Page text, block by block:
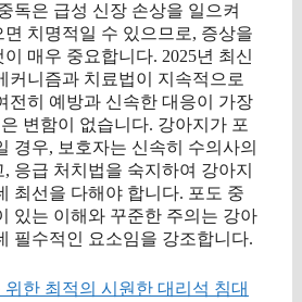
독은 급성 신장 손상을 일으켜
치명적일 수 있으므로, 증상을
매우 중요합니다. 2025년 최신
커니즘과 치료법이 지속적으로
전히 예방과 신속한 대응이 가장
변함이 없습니다. 강아지가 포
경우, 보호자는 신속히 수의사의
응급 처치법을 숙지하여 강아지
최선을 다해야 합니다. 포도 중
있는 이해와 꾸준한 주의는 강아
필수적인 요소임을 강조합니다.
한 최적의 시원한 대리석 침대